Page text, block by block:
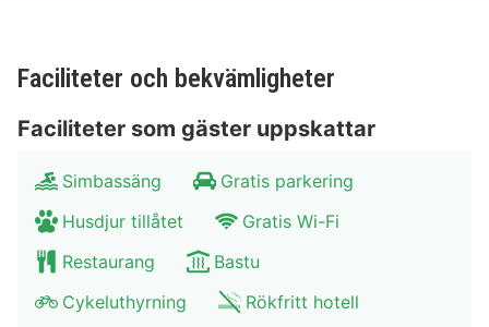
Faciliteter och bekvämligheter
Faciliteter som gäster uppskattar
Simbassäng
Gratis parkering
Husdjur tillåtet
Gratis Wi-Fi
Restaurang
Bastu
Cykeluthyrning
Rökfritt hotell